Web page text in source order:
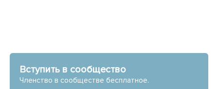
Вступить в сообщество
Членство в сообществе бесплатное.